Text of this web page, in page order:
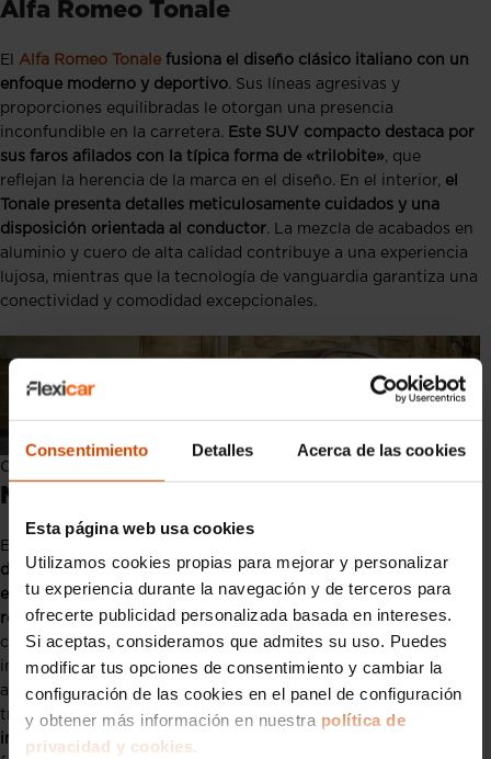
Consentimiento Detalles Acerca de las cookies
Esta página web usa cookies
Utilizamos cookies propias para mejorar y personalizar
tu experiencia durante la navegación y de terceros para
ofrecerte publicidad personalizada basada en intereses.
Si aceptas, consideramos que admites su uso. Puedes
modificar tus opciones de consentimiento y cambiar la
configuración de las cookies en el panel de configuración
y obtener más información en nuestra política de
privacidad y cookies.
Alfa Romeo Tonale
El Alfa Romeo Tonale fusiona el diseño clásico italiano con un
enfoque moderno y deportivo. Sus líneas agresivas y
proporciones equilibradas le otorgan una presencia
inconfundible en la carretera. Este SUV compacto destaca por
sus faros afilados con la típica forma de «trilobite», que
reflejan la herencia de la marca en el diseño. En el interior, el
Tonale presenta detalles meticulosamente cuidados y una
disposición orientada al conductor. La mezcla de acabados en
aluminio y cuero de alta calidad contribuye a una experiencia
lujosa, mientras que la tecnología de vanguardia garantiza una
conectividad y comodidad excepcionales.
Coches bonitos: Alfa Romeo Tonale
Mercedes Clase C Coupé
El
deportividad. Con un perfil bajo y un diseño fluido,este coupé
es perfecto para aquellos que buscan un coche que combine
rendimiento y estética. Las líneas aerodinámicas y los detalles
cromados en la carrocería destacan su carácter exclusivo. El
interior sigue la línea de sofisticación, con materiales premium,
asientos deportivos y un sistema de iluminación ambiental que
transforma la cabina en un espacio acogedor.La tecnología de
infoentretenimiento MBUX